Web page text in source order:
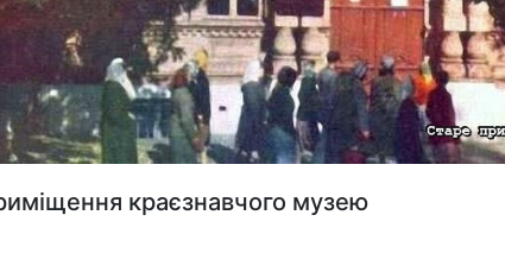
краєзнавчого музею